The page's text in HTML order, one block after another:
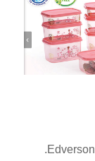
الشركة المصنعة هي Edverson Industries Sdn. Bhd.